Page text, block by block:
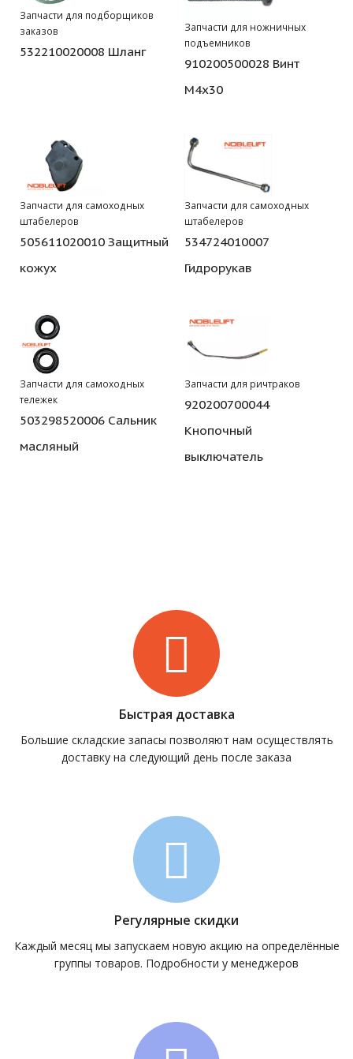
Запчасти для подборщиков
заказов
532210020008 Шланг
Запчасти для ножничных
подъемников
910200500028 Винт
М4х30
Запчасти для самоходных
штабелеров
505611020010 Защитный
кожух
Запчасти для самоходных
штабелеров
534724010007
Гидрорукав
Запчасти для самоходных
тележек
503298520006 Сальник
масляный
Запчасти для ричтраков
920200700044
Кнопочный
выключатель
Быстрая доставка
Большие складские запасы позволяют нам осуществлять
доставку на следующий день после заказа
Регулярные скидки
Каждый месяц мы запускаем новую акцию на определённые
группы товаров. Подробности у менеджеров